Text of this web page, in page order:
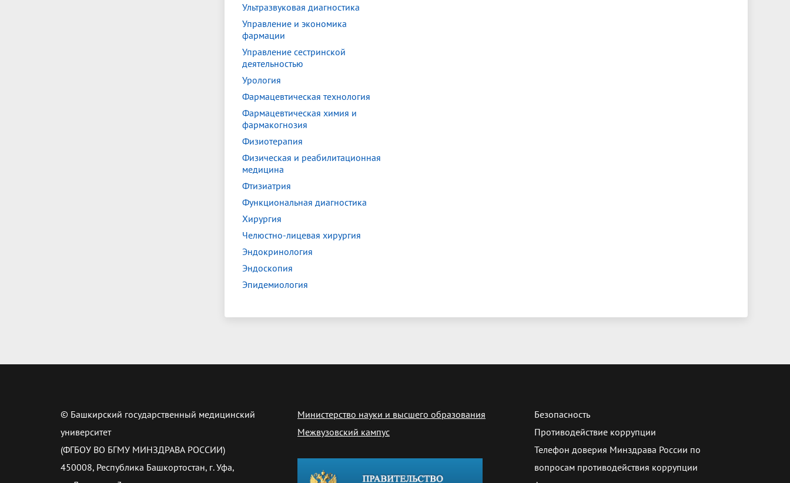
Ультразвуковая диагностика
Управление и экономика
фармации
Управление сестринской
деятельностью
Урология
Фармацевтическая технология
Фармацевтическая химия и
фармакогнозия
Физиотерапия
Физическая и реабилитационная
медицина
Фтизиатрия
Функциональная диагностика
Хирургия
Челюстно-лицевая хирургия
Эндокринология
Эндоскопия
Эпидемиология
© Башкирский государственный медицинский
университет
(ФГБОУ ВО БГМУ МИНЗДРАВА РОССИИ)
450008, Республика Башкортостан, г. Уфа,
Министерство науки и высшего образования
Межвузовский кампус
Безопасность
Противодействие коррупции
Телефон доверия Минздрава России по
вопросам противодействия коррупции